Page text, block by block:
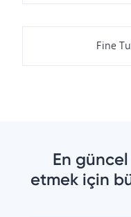
Fine
En
etmek için